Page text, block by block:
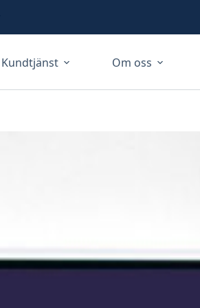
Kundtjänst Om oss